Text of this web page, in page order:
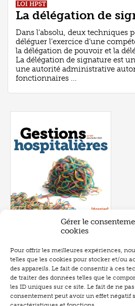
Gérer le
cookies
Pour offrir les meilleures expériences,
telles que les cookies pour stocker et/ou
des appareils. Le fait de consentir à ces
de traiter des données telles que le
les ID uniques sur ce site. Le fait de ne
consentement peut avoir un effet négatif
LOI HPST
La délégation de
Dans l’absolu, deux techniques
déléguer l’exercice d’une
la délégation de pouvoir et la
La délégation de signature est
une autorité administrative
fonctionnaires ...
Numéro 657- juin 2026